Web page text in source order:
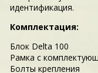
идентификация.
Комплектация:
Блок Delta 100
Рамка с
Болты крепления